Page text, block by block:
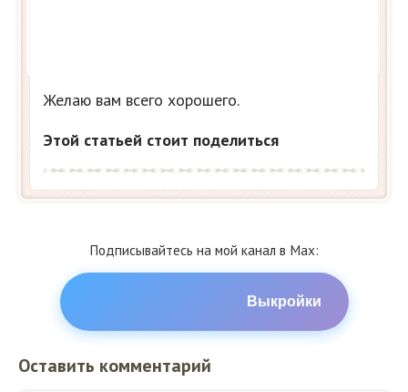
Желаю вам всего хорошего.
Этой статьей стоит поделиться
Подписывайтесь на мой канал в Max:
Выкройки
Оставить комментарий